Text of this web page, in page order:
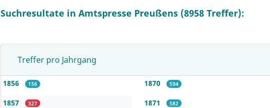
Suchresultate in Amtspresse Preußens (8958 Treffer):
Treffer pro Jahrgang
1856 156
1857 327
1870 594
1871 582